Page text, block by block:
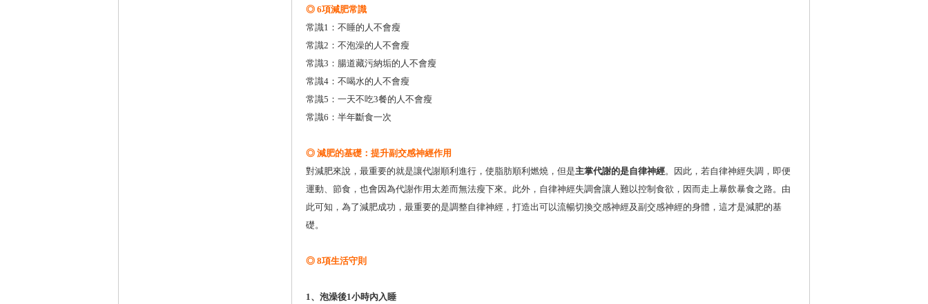
◎ 6項減肥常識
常識1：不睡的人不會瘦
常識2：不泡澡的人不會瘦
常識3：腸道藏污納垢的人不會瘦
常識4：不喝水的人不會瘦
常識5：一天不吃3餐的人不會瘦
常識6：半年斷食一次
◎ 減肥的基礎：提升副交感神經作用
對減肥來說，最重要的就是讓代謝順利進行，使脂肪順利燃燒，但是主掌代謝的是自律神經。因此，若自律神經失調，即便
運動、節食，也會因為代謝作用太差而無法瘦下來。此外，自律神經失調會讓人難以控制食欲，因而走上暴飲暴食之路。由
此可知，為了減肥成功，最重要的是調整自律神經，打造出可以流暢切換交感神經及副交感神經的身體，這才是減肥的基
礎。
◎ 8項生活守則
1、泡澡後1小時內入睡